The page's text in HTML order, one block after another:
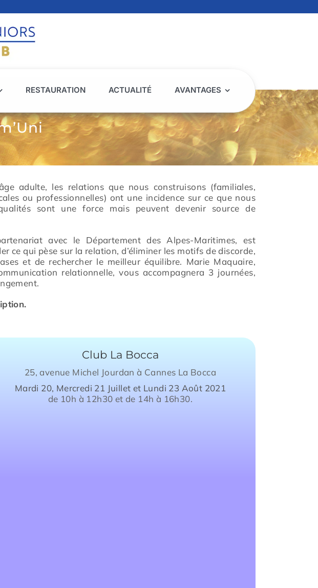
RESTAURATION ACTUALITÉ AVANTAGES
adulte, les relations que nous construisons (familiales,
ou professionnelles) ont une incidence sur ce que nous
sont une force mais peuvent devenir source de
avec le Département des Alpes-Maritimes, est
ce qui pèse sur la relation, d’éliminer les motifs de discorde,
et de rechercher le meilleur équilibre. Marie Maquaire,
relationnelle, vous accompagnera 3 journées,
Club La Bocca
25, avenue Michel Jourdan à Cannes La Bocca
Mardi 20, Mercredi 21 Juillet et Lundi 23 Août 2021
de 10h à 12h30 et de 14h à 16h30.